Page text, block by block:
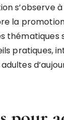
s’observe
la
pratiques,